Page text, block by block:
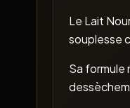
Le Lait
souplesse
Sa formule